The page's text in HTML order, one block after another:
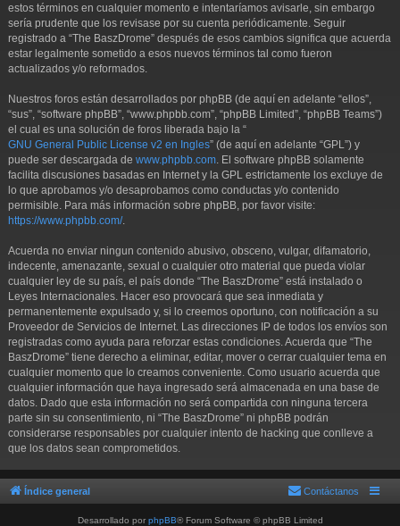
s
estos términos en cualquier momento e intentaríamos avisarle, sin embargo
sería prudente que los revisase por su cuenta periódicamente. Seguir
registrado a “The BaszDrome” después de esos cambios significa que acuerda
estar legalmente sometido a esos nuevos términos tal como fueron
actualizados y/o reformados.
Nuestros foros están desarrollados por phpBB (de aquí en adelante “ellos”,
“sus”, “software phpBB”, “www.phpbb.com”, “phpBB Limited”, “phpBB Teams”)
el cual es una solución de foros liberada bajo la “
GNU General Public License v2 en Ingles” (de aquí en adelante “GPL”) y
puede ser descargada de www.phpbb.com . El software phpBB solamente
facilita discusiones basadas en Internet y la GPL estrictamente los excluye de
lo que aprobamos y/o desaprobamos como conductas y/o contenido
permisible. Para más información sobre phpBB, por favor visite:
https://www.phpbb.com/.
Acuerda no enviar ningun contenido abusivo, obsceno, vulgar, difamatorio,
indecente, amenazante, sexual o cualquier otro material que pueda violar
cualquier ley de su país, el país donde “The BaszDrome” está instalado o
Leyes Internacionales. Hacer eso provocará que sea inmediata y
permanentemente expulsado y, si lo creemos oportuno, con notificación a su
Proveedor de Servicios de Internet. Las direcciones IP de todos los envíos son
registradas como ayuda para reforzar estas condiciones. Acuerda que “The
BaszDrome” tiene derecho a eliminar, editar, mover o cerrar cualquier tema en
cualquier momento que lo creamos conveniente. Como usuario acuerda que
cualquier información que haya ingresado será almacenada en una base de
datos. Dado que esta información no será compartida con ninguna tercera
parte sin su consentimiento, ni “The BaszDrome” ni phpBB podrán
considerarse responsables por cualquier intento de hacking que conlleve a
que los datos sean comprometidos.
Índice general Contáctanos
Desarrollado por phpBB® Forum Software © phpBB Limited